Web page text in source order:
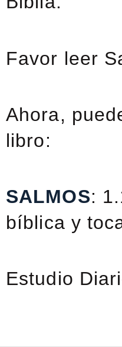
Favor leer
Ahora,
libro:
SALMOS:
bíblica y
Estudio